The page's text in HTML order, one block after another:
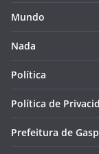
Mundo
Nada
Política
Política de
Prefeitura de